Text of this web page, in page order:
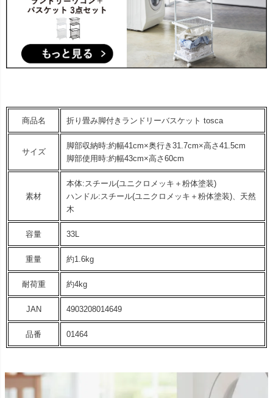
商品名 折り畳み脚付きランドリーバスケット tosca
サイズ
脚部収納時:約幅41cm×奥行き31.7cm×高さ41.5cm
脚部使用時:約幅43cm×高さ60cm
素材
本体:スチール(ユニクロメッキ＋粉体塗装)
ハンドル:スチール(ユニクロメッキ＋粉体塗装)、天然
木
容量 33L
重量 約1.6kg
耐荷重 約4kg
JAN 4903208014649
品番 01464